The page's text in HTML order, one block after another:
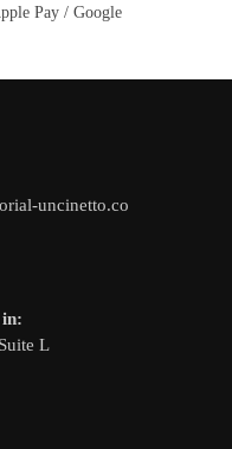
Pay / Google
uncinetto.co
L